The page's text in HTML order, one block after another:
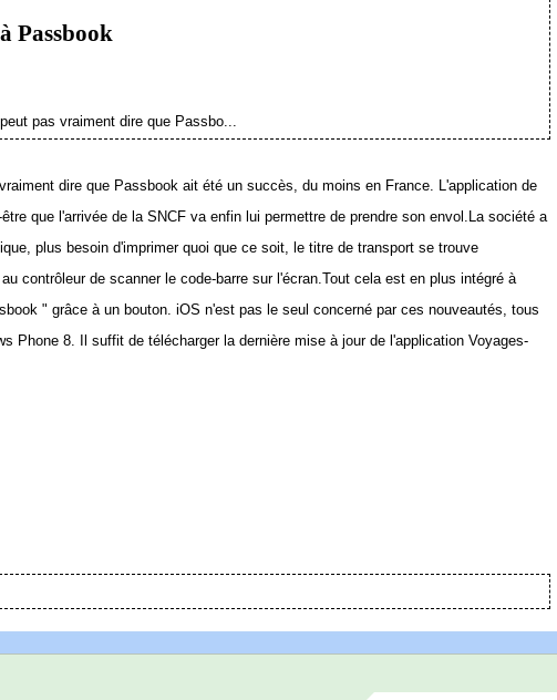
Passbook
pas vraiment dire que Passbo...
dire que Passbook ait été un succès, du moins en France. L'application de
que l'arrivée de la SNCF va enfin lui permettre de prendre son envol.La société a
plus besoin d'imprimer quoi que ce soit, le titre de transport se trouve
contrôleur de scanner le code-barre sur l'écran.Tout cela est en plus intégré à
" grâce à un bouton. iOS n'est pas le seul concerné par ces nouveautés, tous
Phone 8. Il suffit de télécharger la dernière mise à jour de l'application Voyages-